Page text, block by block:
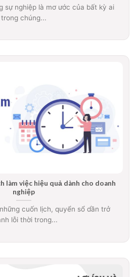
sự nghiệp là mơ ước của bất kỳ ai
trong chúng...
làm việc hiệu quả dành cho doanh
nghiệp
cuốn lịch, quyển sổ dần trở
lỗi thời trong...